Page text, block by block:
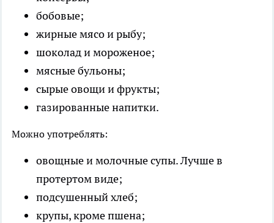
бобовые;
жирные мясо и рыбу;
шоколад и мороженое;
мясные бульоны;
сырые овощи и фрукты;
газированные напитки.
Можно употреблять:
овощные и молочные супы. Лучше в
протертом виде;
подсушенный хлеб;
крупы, кроме пшена;